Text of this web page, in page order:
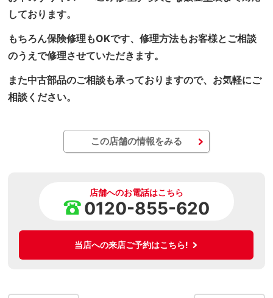
しております。
もちろん保険修理もOKです、修理方法もお客様とご相談
のうえで修理させていただきます。
また中古部品のご相談も承っておりますので、お気軽にご
相談ください。
この店舗の情報をみる
店舗へのお電話はこちら
0120-855-620
当店への来店ご予約はこちら!